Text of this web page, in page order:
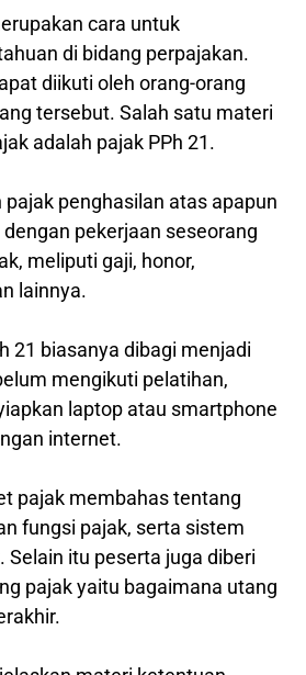
cara untuk
di bidang perpajakan.
diikuti oleh orang-orang
tersebut. Salah satu materi
adalah pajak PPh 21.
pajak penghasilan atas apapun
pekerjaan seseorang
meliputi gaji, honor,
lainnya.
21 biasanya dibagi menjadi
mengikuti pelatihan,
laptop atau smartphone
internet.
pajak membahas tentang
fungsi pajak, serta sistem
Selain itu peserta juga diberi
pajak yaitu bagaimana utang